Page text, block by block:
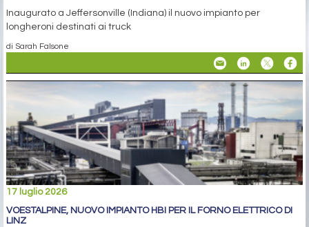
Inaugurato a Jeffersonville (Indiana) il nuovo impianto per
longheroni destinati ai truck
di Sarah Falsone
17 luglio 2026
VOESTALPINE, NUOVO IMPIANTO HBI PER IL FORNO ELETTRICO DI
LINZ